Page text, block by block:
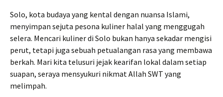
Solo, kota budaya yang kental dengan nuansa Islami,
menyimpan sejuta pesona kuliner halal yang menggugah
selera. Mencari kuliner di Solo bukan hanya sekadar mengisi
perut, tetapi juga sebuah petualangan rasa yang membawa
berkah. Mari kita telusuri jejak kearifan lokal dalam setiap
suapan, seraya mensyukuri nikmat Allah SWT yang
melimpah.